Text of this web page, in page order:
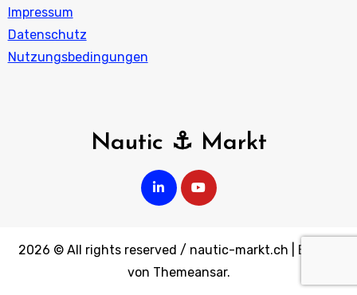
Impressum
Datenschutz
Nutzungsbedingungen
Nautic ⚓ Markt
2026 © All rights reserved / nautic-markt.ch
Blogus
von Themeansar.